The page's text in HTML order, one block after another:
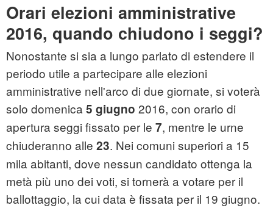
Orari elezioni amministrative
2016, quando chiudono i seggi?
Nonostante si sia a lungo parlato di estendere il
periodo utile a partecipare alle elezioni
amministrative nell'arco di due giornate, si voterà
solo domenica 5 giugno 2016, con orario di
apertura seggi fissato per le 7, mentre le urne
chiuderanno alle 23. Nei comuni superiori a 15
mila abitanti, dove nessun candidato ottenga la
metà più uno dei voti, si tornerà a votare per il
ballottaggio, la cui data è fissata per il 19 giugno.